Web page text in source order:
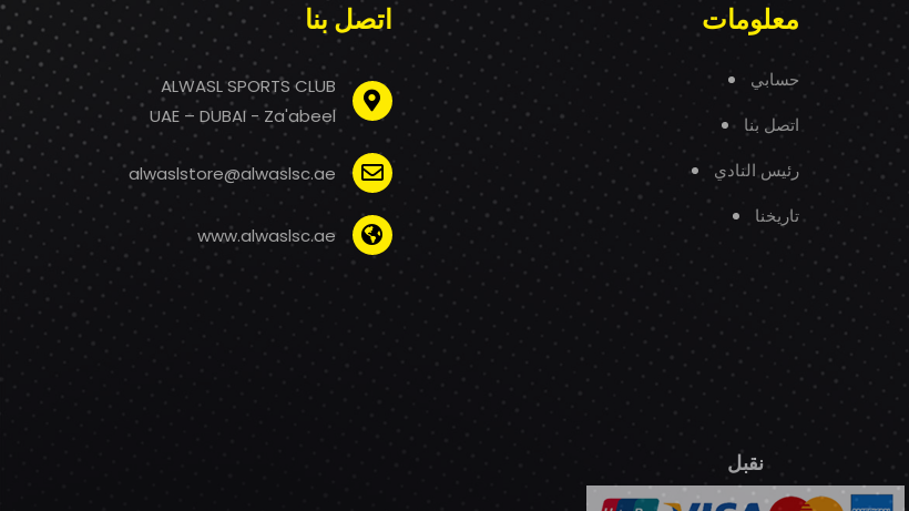
معلومات
حسابي
اتصل بنا
رئيس النادي
تاريخنا
اتصل بنا
ALWASL SPORTS CLUB
UAE – DUBAI - Za'abeel
alwaslstore@alwaslsc.ae
www.alwaslsc.ae
نقبل